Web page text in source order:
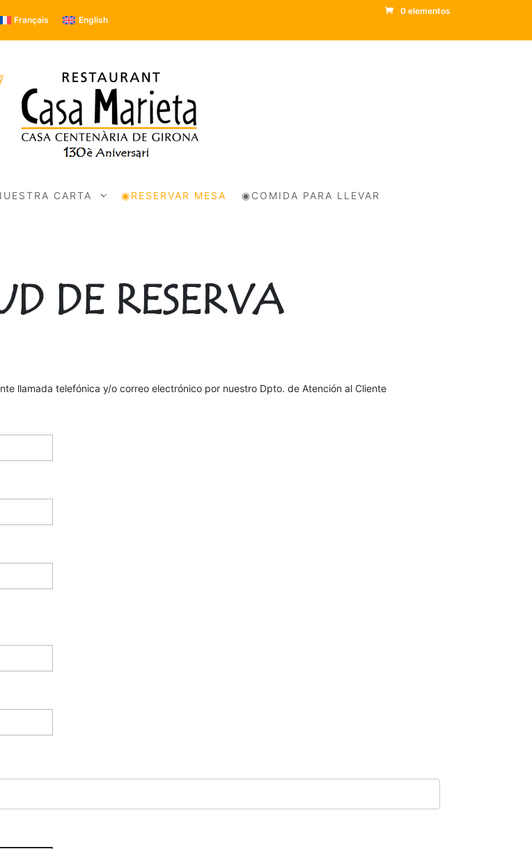
Français English
0 elementos
CARTA ◉RESERVAR MESA ◉COMIDA PARA LLEVAR
DE RESERVA
llamada telefónica y/o correo electrónico por nuestro Dpto. de Atención al Cliente